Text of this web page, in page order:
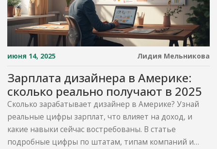
июня 14, 2025 Лидия Мельникова
Зарплата дизайнера в Америке:
сколько реально получают в 2025
Сколько зарабатывает дизайнер в Америке? Узнай
реальные цифры зарплат, что влияет на доход, и
какие навыки сейчас востребованы. В статье
подробные цифры по штатам, типам компаний и